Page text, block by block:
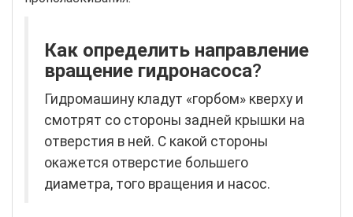
Как определить направление
вращение гидронасоса?
Гидромашину кладут «горбом» кверху и
смотрят со стороны задней крышки на
отверстия в ней. С какой стороны
окажется отверстие большего
диаметра, того вращения и насос.